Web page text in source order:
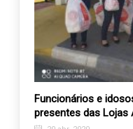
recebem
Casa